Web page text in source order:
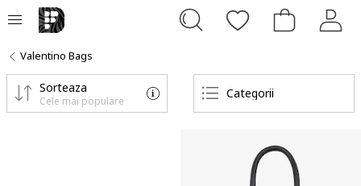
Valentino Bags
Categorii
Sorteaza
Cele mai populare